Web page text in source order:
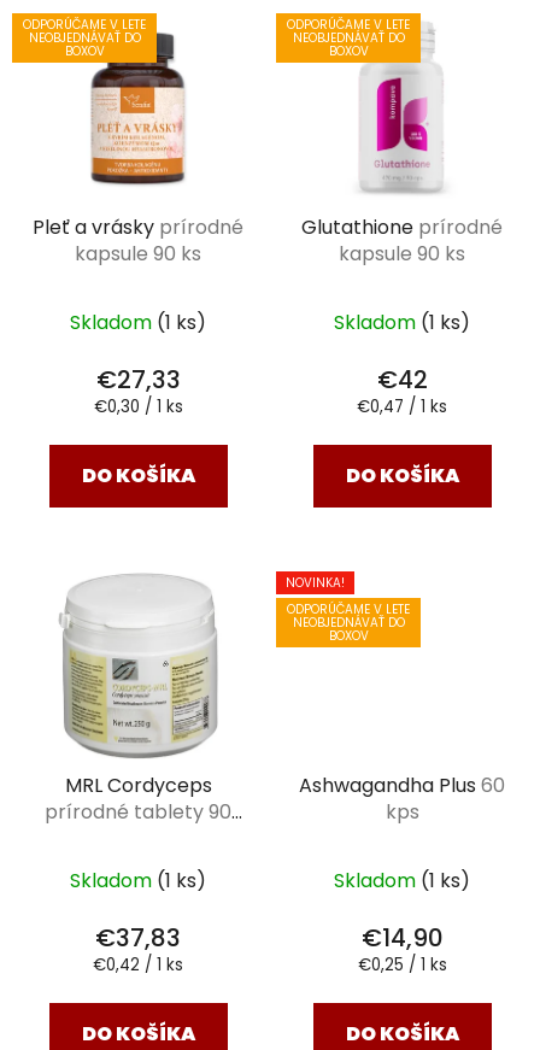
ODPORÚČAME V LETE
NEOBJEDNÁVAŤ DO
BOXOV
Pleť a vrásky prírodné
kapsule 90 ks
Skladom (1 ks)
€27,33
Jednotková
€0,30 / 1 ks
DO KOŠÍKA
ODPORÚČAME V LETE
NEOBJEDNÁVAŤ DO
BOXOV
Glutathione prírodné
kapsule 90 ks
Skladom (1 ks)
€42
Jednotková
€0,47 / 1 ks
DO KOŠÍKA
MRL Cordyceps
prírodné tablety 90
Skladom (1 ks)
€37,83
Jednotková
€0,42 / 1 ks
DO KOŠÍKA
NOVINKA!
ODPORÚČAME V LETE
NEOBJEDNÁVAŤ DO
BOXOV
Ashwagandha Plus 60
kps
Skladom (1 ks)
€14,90
Jednotková
€0,25 / 1 ks
DO KOŠÍKA